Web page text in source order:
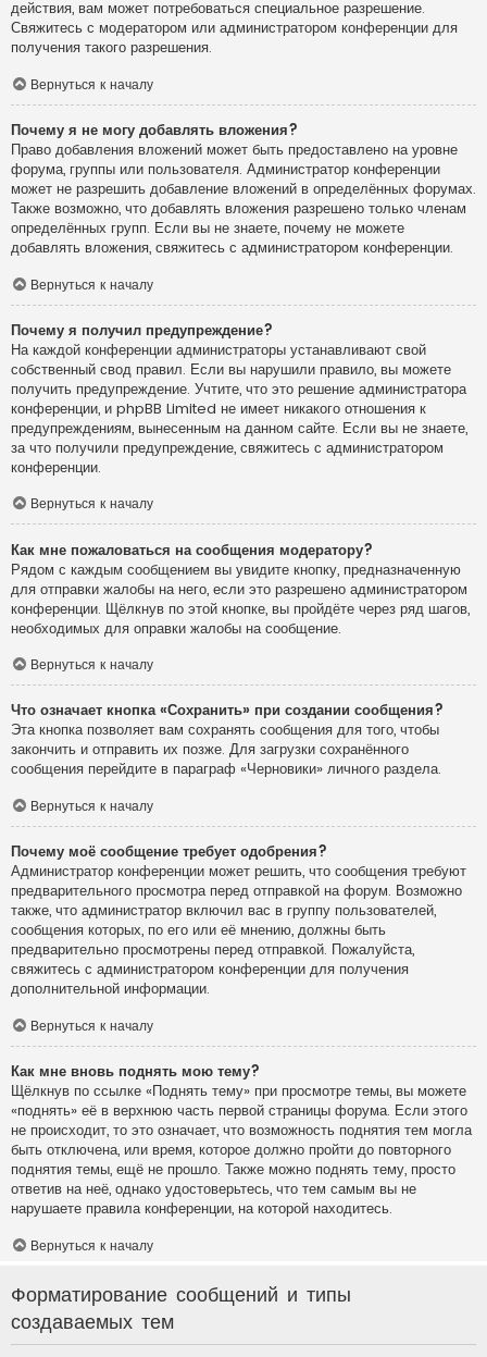
действия, вам может потребоваться специальное разрешение.
Свяжитесь с модератором или администратором конференции для
получения такого разрешения.
Вернуться к началу
Почему я не могу добавлять вложения?
Право добавления вложений может быть предоставлено на уровне
форума, группы или пользователя. Администратор конференции
может не разрешить добавление вложений в определённых форумах.
Также возможно, что добавлять вложения разрешено только членам
определённых групп. Если вы не знаете, почему не можете
добавлять вложения, свяжитесь с администратором конференции.
Вернуться к началу
Почему я получил предупреждение?
На каждой конференции администраторы устанавливают свой
собственный свод правил. Если вы нарушили правило, вы можете
получить предупреждение. Учтите, что это решение администратора
конференции, и phpBB Limited не имеет никакого отношения к
предупреждениям, вынесенным на данном сайте. Если вы не знаете,
за что получили предупреждение, свяжитесь с администратором
конференции.
Вернуться к началу
Как мне пожаловаться на сообщения модератору?
Рядом с каждым сообщением вы увидите кнопку, предназначенную
для отправки жалобы на него, если это разрешено администратором
конференции. Щёлкнув по этой кнопке, вы пройдёте через ряд шагов,
необходимых для оправки жалобы на сообщение.
Вернуться к началу
Что означает кнопка «Сохранить» при создании сообщения?
Эта кнопка позволяет вам сохранять сообщения для того, чтобы
закончить и отправить их позже. Для загрузки сохранённого
сообщения перейдите в параграф «Черновики» личного раздела.
Вернуться к началу
Почему моё сообщение требует одобрения?
Администратор конференции может решить, что сообщения требуют
предварительного просмотра перед отправкой на форум. Возможно
также, что администратор включил вас в группу пользователей,
сообщения которых, по его или её мнению, должны быть
предварительно просмотрены перед отправкой. Пожалуйста,
свяжитесь с администратором конференции для получения
дополнительной информации.
Вернуться к началу
Как мне вновь поднять мою тему?
Щёлкнув по ссылке «Поднять тему» при просмотре темы, вы можете
«поднять» её в верхнюю часть первой страницы форума. Если этого
не происходит, то это означает, что возможность поднятия тем могла
быть отключена, или время, которое должно пройти до повторного
поднятия темы, ещё не прошло. Также можно поднять тему, просто
ответив на неё, однако удостоверьтесь, что тем самым вы не
нарушаете правила конференции, на которой находитесь.
Вернуться к началу
Форматирование сообщений и типы
создаваемых тем